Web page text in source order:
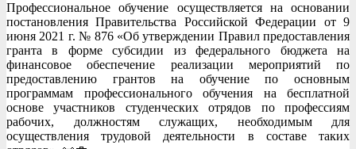
Профессиональное обучение осуществляется на основании
постановления Правительства Российской Федерации от 9
июня 2021 г. № 876 «Об утверждении Правил предоставления
гранта в форме субсидии из федерального бюджета на
финансовое обеспечение реализации мероприятий по
предоставлению грантов на обучение по основным
программам профессионального обучения на бесплатной
основе участников студенческих отрядов по профессиям
рабочих, должностям служащих, необходимым для
осуществления трудовой деятельности в составе таких